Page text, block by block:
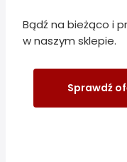
Bądź na bieżąco i
w naszym sklepie.
Sprawdź